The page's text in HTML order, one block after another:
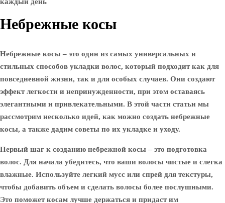
Небрежные косы
Небрежные косы – это один из самых универсальных и
стильных способов укладки волос, который подходит как для
повседневной жизни, так и для особых случаев. Они создают
эффект легкости и непринужденности, при этом оставаясь
элегантными и привлекательными. В этой части статьи мы
рассмотрим несколько идей, как можно создать небрежные
косы, а также дадим советы по их укладке и уходу.
Первый шаг к созданию небрежной косы – это подготовка
волос. Для начала убедитесь, что ваши волосы чистые и слегка
влажные. Используйте легкий мусс или спрей для текстуры,
чтобы добавить объем и сделать волосы более послушными.
Это поможет косам лучше держаться и придаст им